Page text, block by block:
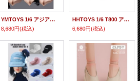
YMTOYS 1/6 アジアン フィメール 女性 “ 小麦 ” ヘッド 眼球可動 6種 YMT108 *予約
8,680円(税込)
HHTOYS 1/6 T800 アーノルド ヘッド 005 *予約
6,680円(税込)